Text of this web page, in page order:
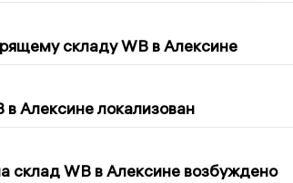
складу WB в Алексине
Алексине локализован
склад WB в Алексине возбуждено